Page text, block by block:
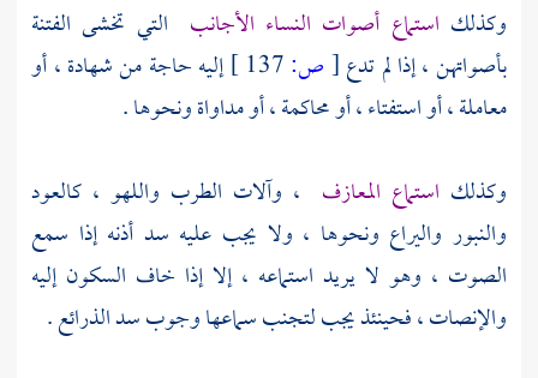
وكذلك استماع أصوات النساء الأجانب التي تخشى الفتنة
بأصواتهن ، إذا لم تدع[ص:
إليه حاجة من شهادة ، أو
معاملة ، أو استفتاء ، أو محاكمة ، أو مداواة ونحوها .
وكذلك استماع المعازف ، وآلات الطرب واللهو ، كالعود
والنبور واليراع ونحوها ، ولا يجب عليه سد أذنه إذا سمع
الصوت ، وهو لا يريد استماعه ، إلا إذا خاف السكون إليه
والإنصات ، فحينئذ يجب لتجنب سماعها وجوب سد الذرائع .